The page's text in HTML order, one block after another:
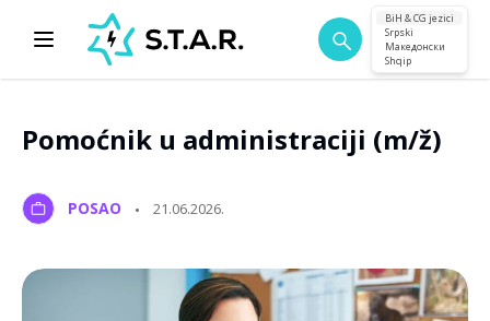
BiH & CG jezici
Srpski
Македонски
Shqip
Pomoćnik u administraciji (m/ž)
POSAO 21.06.2026.